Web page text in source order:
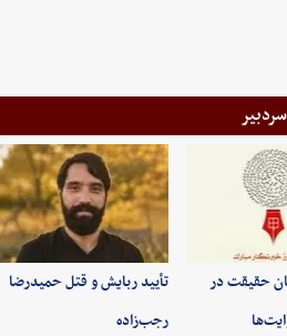
حقیقت در
تأیید ربایش و قتل حمیدرضا
رجب‌زاده